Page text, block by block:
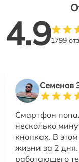
4.91799
Семенов
Смартфон
несколько
кнопках. В
жизни за 2
работающего